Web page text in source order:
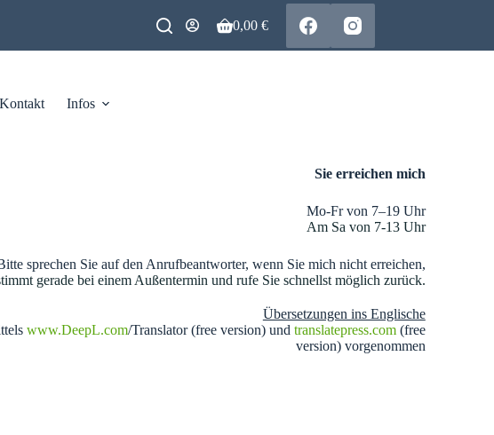
0,00 €
Kontakt Infos
Sie erreichen mich
Mo-Fr von 7–19 Uhr
Am Sa von 7-13 Uhr
sprechen Sie auf den Anrufbeantworter, wenn Sie mich nicht erreichen,
gerade bei einem Außentermin und rufe Sie schnellst möglich zurück.
Übersetzungen ins Englische
www.DeepL.com/Translator (free version) und translatepress.com(free
version) vorgenommen